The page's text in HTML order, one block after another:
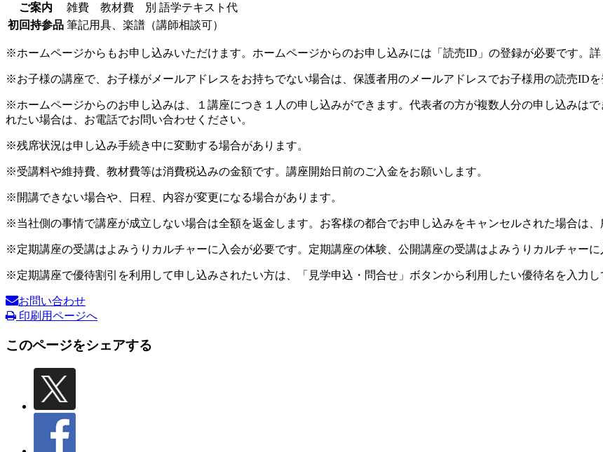
ご案内
雑費 教材費 別 語学テキスト代
初回持参品 筆記用具、楽譜（講師相談可）
※ホームページからもお申し込みいただけます。ホームページからのお申し込みには「読売ID」の登録が必要です。詳
※お子様の講座で、お子様がメールアドレスをお持ちでない場合は、保護者用のメールアドレスでお子様用の読売IDを
※ホームページからのお申し込みは、１講座につき１人の申し込みができます。代表者の方が複数人分の申し込みは
れたい場合は、お電話でお問い合わせください。
※残席状況は申し込み手続き中に変動する場合があります。
※受講料や維持費、教材費等は消費税込みの金額です。講座開始日前のご入金をお願いします。
※開講できない場合や、日程、内容が変更になる場合があります。
※当社側の事情で講座が成立しない場合は全額を返金します。お客様の都合でお申し込みをキャンセルされた場合は、
※定期講座の受講はよみうりカルチャーに入会が必要です。定期講座の体験、公開講座の受講はよみうりカルチャーに
※定期講座で優待割引を利用して申し込みされたい方は、「見学申込・問合せ」ボタンから利用したい優待名を入力し
お問い合わせ
印刷用ページへ
このページをシェアする